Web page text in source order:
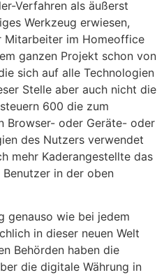
Verfahren als äußerst
Werkzeug erwiesen,
im Homeoffice
ganzen Projekt schon von
sich auf alle Technologien
Stelle aber auch nicht die
600 die zum
Browser- oder Geräte- oder
des Nutzers verwendet
mehr Kaderangestellte das
in der oben
genauso wie bei jedem
in dieser neuen Welt
Behörden haben die
die digitale Währung in